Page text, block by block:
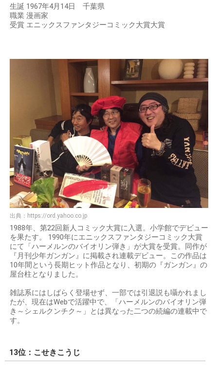
生誕 1967年4月14日 千葉県
職業 漫画家
受賞 エニックスファンタジーコミック大賞大賞
出典： https://ord.yahoo.co.jp
1988年、第22回新人コミック大賞に入選。小学館でデビュー
を果たす。 1990年にエニックスファンタジーコミック大賞
にて「ハーメルンのバイオリン弾き」が大賞を受賞。同作が
『月刊少年ガンガン』に掲載され連載デビュー。この作品は
10年間という長期ヒット作品となり、初期の『ガンガン』の
屋台柱となりました。
雑誌系にはしばらく登場せず、一部では引退説も囁かれまし
たが、現在はWebで活躍中で、「ハーメルンのバイオリン弾
き～シェルクンチク～」とは異なった二つの続編の連載中で
す。
13位：こせきこうじ